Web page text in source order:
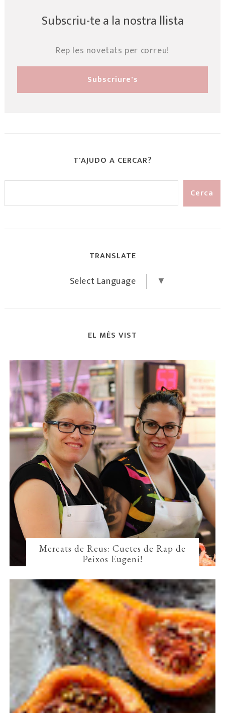
Subscriu-te a la nostra llista
Rep les novetats per correu!
T'AJUDO A CERCAR?
TRANSLATE
Select Language ▼
EL MÉS VIST
Mercats de Reus: Cuetes de Rap de
Peixos Eugeni!